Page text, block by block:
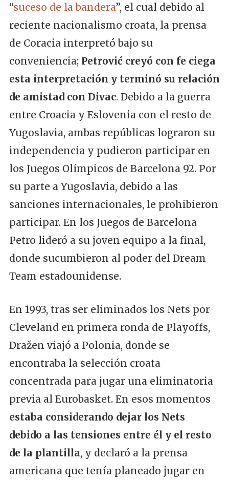
“suceso de la bandera”, el cual debido al
reciente nacionalismo croata, la prensa
de Coracia interpretó bajo su
conveniencia; Petrović creyó con fe ciega
esta interpretación y terminó su relación
de amistad con Divac. Debido a la guerra
entre Croacia y Eslovenia con el resto de
Yugoslavia, ambas repúblicas lograron su
independencia y pudieron participar en
los Juegos Olímpicos de Barcelona 92. Por
su parte a Yugoslavia, debido a las
sanciones internacionales, le prohibieron
participar. En los Juegos de Barcelona
Petro lideró a su joven equipo a la final,
donde sucumbieron al poder del Dream
Team estadounidense.
En 1993, tras ser eliminados los Nets por
Cleveland en primera ronda de Playoffs,
Dražen viajó a Polonia, donde se
encontraba la selección croata
concentrada para jugar una eliminatoria
previa al Eurobasket. En esos momentos
estaba considerando dejar los Nets
debido a las tensiones entre él y el resto
de la plantilla, y declaró a la prensa
americana que tenía planeado jugar en